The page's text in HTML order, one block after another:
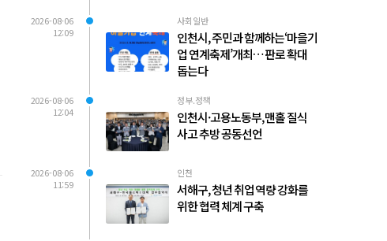
2026-08-06
12:09
사회일반
인천시, 주민과 함께하는‘마을기
업 연계축제’개최… 판로 확대
돕는다
2026-08-06
12:04
정부.정책
인천시·고용노동부, 맨홀 질식
사고 추방 공동선언
2026-08-06
11:59
인천
서해구, 청년 취업 역량 강화를
위한 협력 체계 구축